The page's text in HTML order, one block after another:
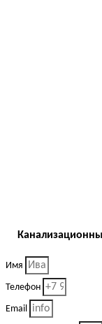
Имя
Телефон
Email